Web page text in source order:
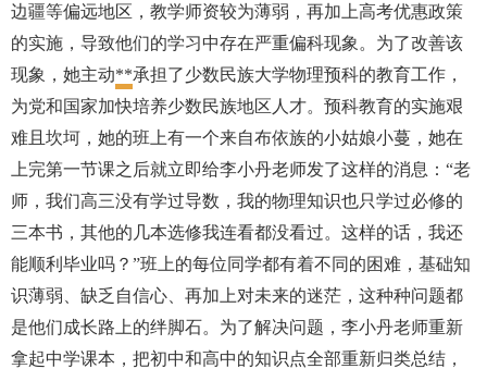
边疆等偏远地区，教学师资较为薄弱，再加上高考优惠政策
的实施，导致他们的学习中存在严重偏科现象。为了改善该
现象，她主动**承担了少数民族大学物理预科的教育工作，
为党和国家加快培养少数民族地区人才。预科教育的实施艰
难且坎坷，她的班上有一个来自布依族的小姑娘小蔓，她在
上完第一节课之后就立即给李小丹老师发了这样的消息： “老
师，我们高三没有学过导数，我的物理知识也只学过必修的
三本书，其他的几本选修我连看都没看过。这样的话，我还
能顺利毕业吗？”班上的每位同学都有着不同的困难，基础知
识薄弱、缺乏自信心、再加上对未来的迷茫，这种种问题都
是他们成长路上的绊脚石。 为了解决问题，李小丹老师重新
拿起中学课本，把初中和高中的知识点全部重新归类总结，